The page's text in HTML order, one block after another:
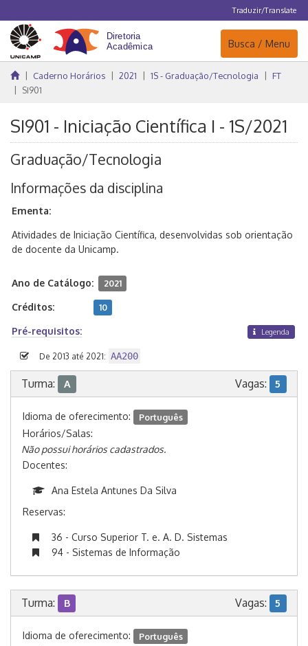
Traduzir/Translate
Navegação
Busca / Menu
Caderno Horários 2021 1S - Graduação/Tecnologia
FT
SI901
SI901 - Iniciação Científica I - 1S/2021
Graduação/Tecnologia
Informações da disciplina
Ementa:
Atividades de Iniciação Científica, desenvolvidas sob orientação
de docente da Unicamp.
Ano de Catálogo: 2021
Créditos: 10
Pré-requisitos: Legenda
De 2013 até 2021: AA200
Turma: A Vagas: 5
Idioma de oferecimento: Português
Horários/Salas:
Não possui horários cadastrados.
Docentes:
Ana Estela Antunes Da Silva
Reservas:
36 - Curso Superior T. e. A. D. Sistemas
94 - Sistemas de Informação
Turma: B Vagas: 5
Idioma de oferecimento: Português